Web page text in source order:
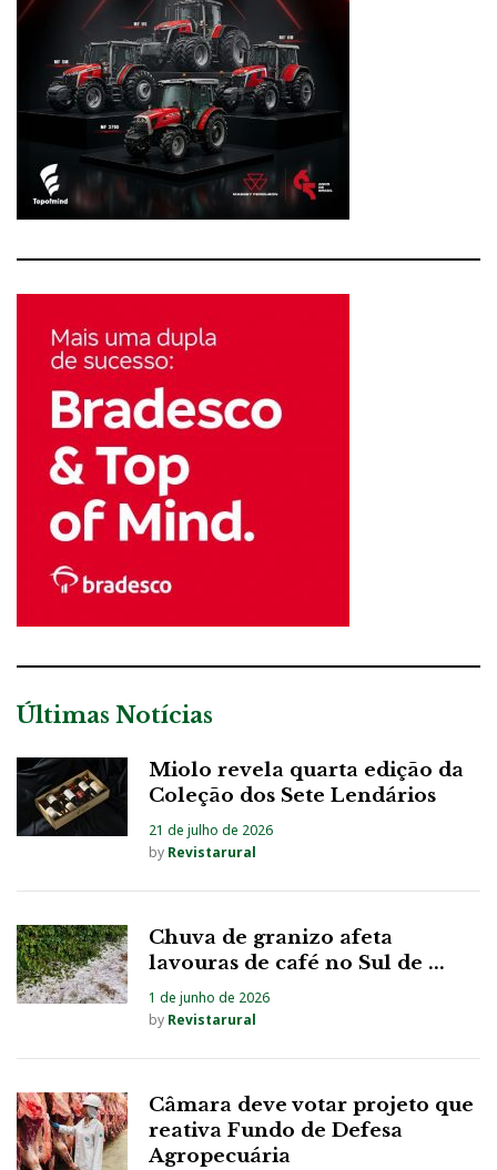
Últimas Notícias
Miolo revela quarta edição da
Coleção dos Sete Lendários
21 de julho de 2026
by Revistarural
Chuva de granizo afeta
lavouras de café no Sul de ...
1 de junho de 2026
by Revistarural
Câmara deve votar projeto que
reativa Fundo de Defesa
Agropecuária